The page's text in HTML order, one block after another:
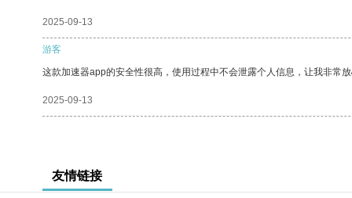
2025-09-13
游客
这款加速器app的安全性很高，使用过程中不会泄露个人信息，让我非常
2025-09-13
友情链接